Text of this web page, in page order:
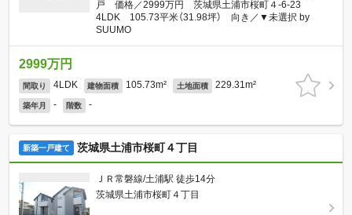
戸 価格／2999万円 茨城県土浦市桜町４-6-23
4LDK 105.73平米（31.98坪） 向き／▼未選択 by
SUUMO
2999万円
間取り 4LDK 建物面積 105.73m² 土地面積 229.31m²
築年月 - 階数 -
新築一戸建て 茨城県土浦市桜町４丁目
ＪＲ常磐線/土浦駅 徒歩14分
茨城県土浦市桜町４丁目